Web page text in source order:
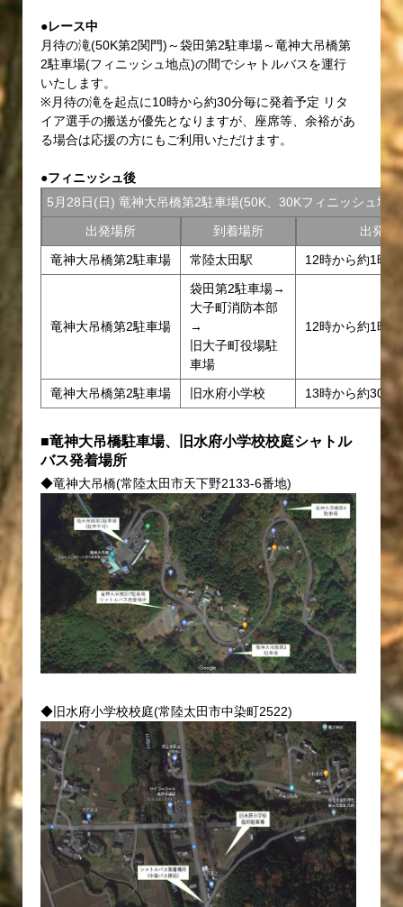
●レース中
月待の滝(50K第2関門)～袋田第2駐車場～竜神大吊橋第
2駐車場(フィニッシュ地点)の間でシャトルバスを運行
いたします。
※月待の滝を起点に10時から約30分毎に発着予定 リタ
イア選手の搬送が優先となりますが、座席等、余裕があ
る場合は応援の方にもご利用いただけます。
●フィニッシュ後
5月28日(日) 竜神大吊橋第2駐車場(50K、30Kフィニッシュ地
出発場所
到着場所
出発時
竜神大吊橋第2駐車場
常陸太田駅 12時から約1時
竜神大吊橋第2駐車場
袋田第2駐車場→
大子町消防本部
→
旧大子町役場駐
車場
12時から約1時
竜神大吊橋第2駐車場 旧水府小学校 13時から約30分
■竜神大吊橋駐車場、旧水府小学校校庭シャトル
バス発着場所
◆竜神大吊橋(常陸太田市天下野2133-6番地)
◆旧水府小学校校庭(常陸太田市中染町2522)